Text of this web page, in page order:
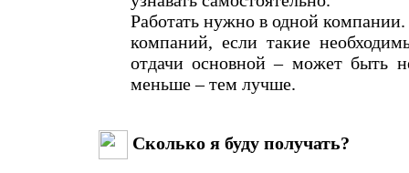
Работать нужно в одной
компаний, если такие
отдачи основной – может быть
меньше – тем лучше.
Сколько я буду получать?